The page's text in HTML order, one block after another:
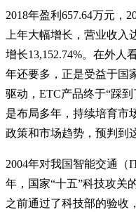
2018年盈利657.64万元，
上年大幅增长，营业收入
增长13,152.74%。在外人
年还要多，正是受益于国
驱动，ETC产品终于“踩
是布局多年，持续培育市
政策和市场趋势，预判到
2004年对我国智能交通（
年，国家“十五”科技攻关
之前通过了科技部的验收